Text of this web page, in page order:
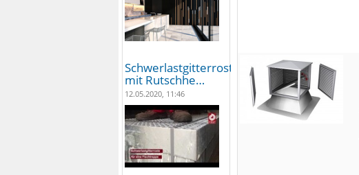
Schwerlastgitterroste
mit Rutschhe…
12.05.2020, 11:46